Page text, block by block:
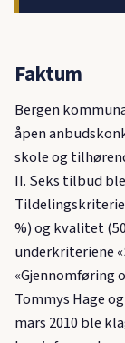
Faktum
Bergen
åpen
skole og
II. Seks tilbud
%) og kvalitet
underkriteriene
«Gjennomføring
Tommys Hage
mars 2010 ble